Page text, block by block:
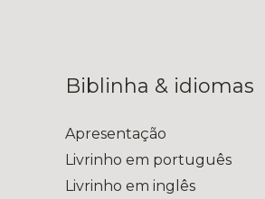
Biblinha & idiomas
Apresentação
Livrinho em português
Livrinho em inglês